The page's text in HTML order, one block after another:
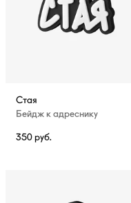
Стая
Бейдж к адреснику
350 руб.